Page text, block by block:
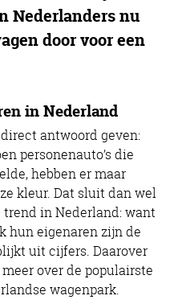
Nederlanders nu
door voor een
in Nederland
antwoord geven:
personenauto’s die
hebben er maar
kleur. Dat sluit dan wel
trend in Nederland: want
hun eigenaren zijn de
uit cijfers. Daarover
over de populairste
wagenpark.